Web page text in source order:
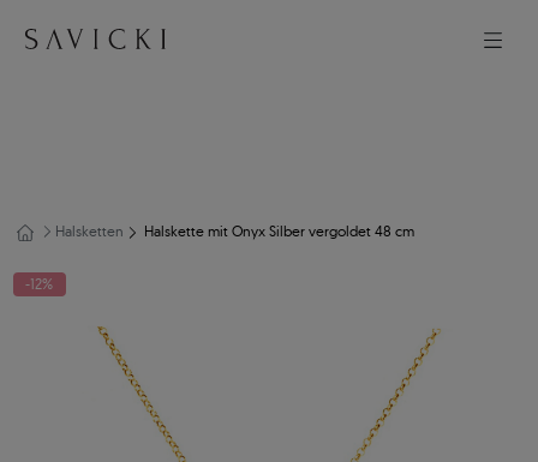
Halsketten Halskette mit Onyx Silber vergoldet 48 cm
-12%